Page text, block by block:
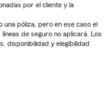
por el cliente y la
póliza, pero en ese caso el
de seguro no aplicará. Los
disponibilidad y elegibilidad